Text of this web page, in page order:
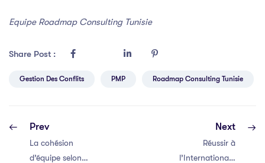
Equipe Roadmap Consulting Tunisie
Share Post :
Gestion Des Conflits PMP Roadmap Consulting Tunisie
Prev
La cohésion
d’équipe selon
Next
Réussir à
l’International :